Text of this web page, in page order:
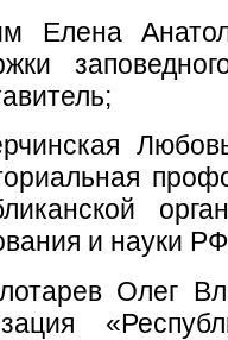
Елена
и науки
Олег